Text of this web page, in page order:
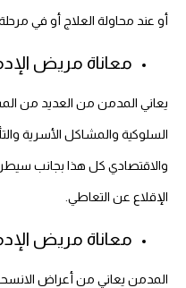
أو عند محاولة العلاج أو في
معاناة مريض
يعاني المدمن من العديد من
السلوكية والمشاكل الأسرية
والاقتصادي كل هذا بجانب
الإقلاع عن التعاطي.
معاناة مريض
المدمن يعاني من أعراض